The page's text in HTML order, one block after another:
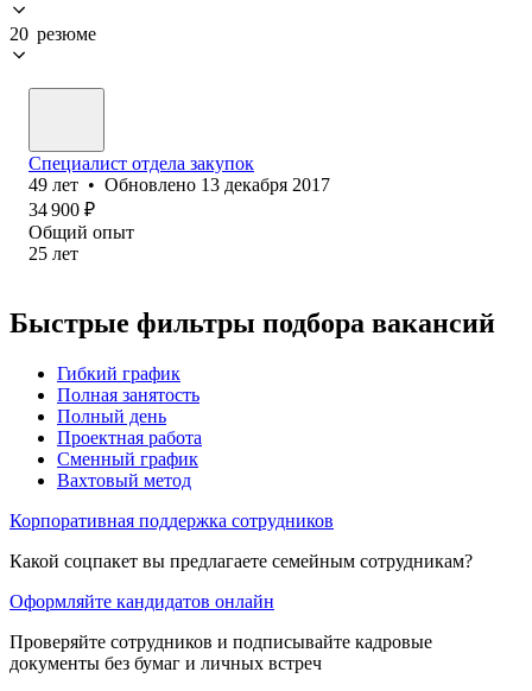
20 резюме
Специалист отдела закупок
49 лет • Обновлено 13 декабря 2017
34 900 ₽
Общий опыт
25 лет
Быстрые фильтры подбора вакансий
Гибкий график
Полная занятость
Полный день
Проектная работа
Сменный график
Вахтовый метод
Корпоративная поддержка сотрудников
Какой соцпакет вы предлагаете семейным сотрудникам?
Оформляйте кандидатов онлайн
Проверяйте сотрудников и подписывайте кадровые
документы без бумаг и личных встреч